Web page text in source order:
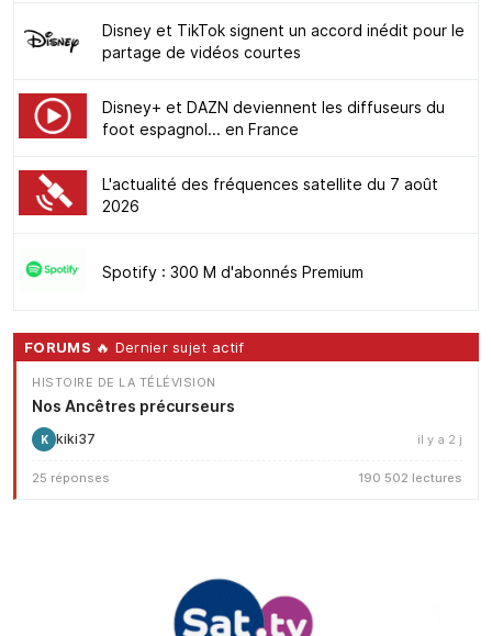
Disney et TikTok signent un accord inédit pour le
partage de vidéos courtes
Disney+ et DAZN deviennent les diffuseurs du
foot espagnol... en France
L'actualité des fréquences satellite du 7 août
2026
Spotify : 300 M d'abonnés Premium
FORUMS 🔥 Dernier sujet actif
HISTOIRE DE LA TÉLÉVISION
Nos Ancêtres précurseurs
K kiki37 il y a 2 j
25 réponses 190 502 lectures